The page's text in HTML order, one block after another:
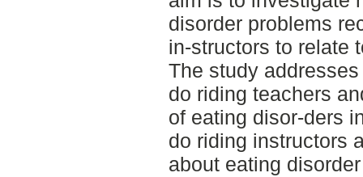
disorder problems
in-structors to relate
The study
do riding teachers
of eating disor-ders
do riding instructors
about eating